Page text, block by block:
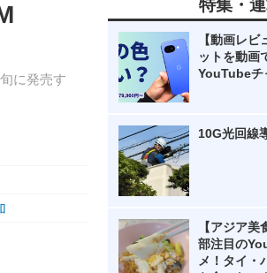
に発売す
特集・
【動画レ
ットを動画
YouTubeチ
10G光回線
【アジア
部注目の
メ！タイ・